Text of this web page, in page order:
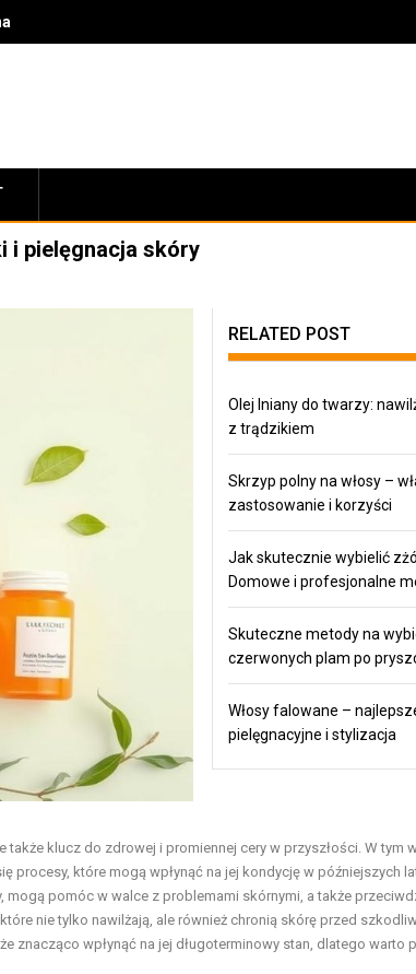
jak może zmienić twoje życie?
i pielęgnacja skóry
RELATED POST
Olej lniany do twarzy:
z trądzikiem
Skrzyp polny na włosy –
zastosowanie i korzyści
Jak skutecznie wybielić
Domowe i profesjonalne
Skuteczne metody na
czerwonych plam po
Włosy falowane –
pielęgnacyjne i stylizacja
klucz do zdrowej i promiennej cery w przyszłości. W tym
procesy, które mogą wpłynąć na jej kondycję w późniejszych
pomóc w walce z problemami skórnymi, a także
nie tylko nawilżają, ale również chronią skórę przed
znacząco wpłynąć na jej długoterminowy stan, dlatego warto